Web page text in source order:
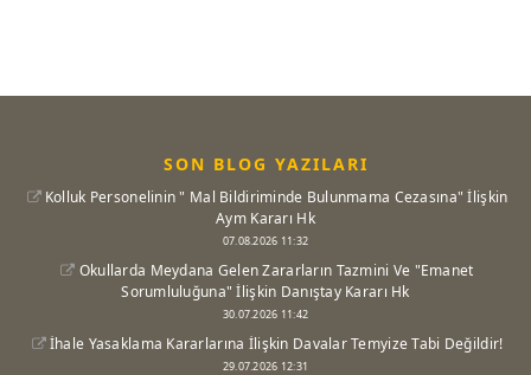
SON BLOG YAZILARI
Kolluk Personelinin " Mal Bildiriminde Bulunmama Cezasına" İlişkin
Aym Kararı Hk
07.08.2026 11:32
Okullarda Meydana Gelen Zararların Tazmini Ve "Emanet
Sorumluluğuna" İlişkin Danıştay Kararı Hk
30.07.2026 11:42
İhale Yasaklama Kararlarına İlişkin Davalar Temyize Tabi Değildir!
29.07.2026 12:31